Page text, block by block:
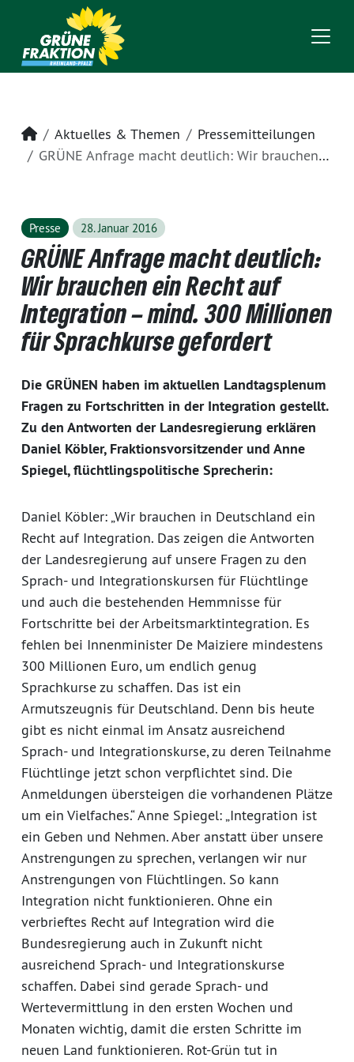
Startseite
Aktuelles & Themen
Pressemitteilungen
GRÜNE Anfrage macht deutlich: Wir brauchen ein Recht auf Integration – mind. 300 Millionen für Sprachkurse gefordert
Presse 28. Januar 2016
GRÜNE Anfrage macht deutlich:
Wir brauchen ein Recht auf
Integration – mind. 300 Millionen
für Sprachkurse gefordert
Die GRÜNEN haben im aktuellen Landtagsplenum
Fragen zu Fortschritten in der Integration gestellt.
Zu den Antworten der Landesregierung erklären
Daniel Köbler, Fraktionsvorsitzender und Anne
Spiegel, flüchtlingspolitische Sprecherin:
Daniel Köbler: „Wir brauchen in Deutschland ein
Recht auf Integration. Das zeigen die Antworten
der Landesregierung auf unsere Fragen zu den
Sprach- und Integrationskursen für Flüchtlinge
und auch die bestehenden Hemmnisse für
Fortschritte bei der Arbeitsmarktintegration. Es
fehlen bei Innenminister De Maiziere mindestens
300 Millionen Euro, um endlich genug
Sprachkurse zu schaffen. Das ist ein
Armutszeugnis für Deutschland. Denn bis heute
gibt es nicht einmal im Ansatz ausreichend
Sprach- und Integrationskurse, zu deren Teilnahme
Flüchtlinge jetzt schon verpflichtet sind. Die
Anmeldungen übersteigen die vorhandenen Plätze
um ein Vielfaches.“ Anne Spiegel: „Integration ist
ein Geben und Nehmen. Aber anstatt über unsere
Anstrengungen zu sprechen, verlangen wir nur
Anstrengungen von Flüchtlingen. So kann
Integration nicht funktionieren. Ohne ein
verbrieftes Recht auf Integration wird die
Bundesregierung auch in Zukunft nicht
ausreichend Sprach- und Integrationskurse
schaffen. Dabei sind gerade Sprach- und
Wertevermittlung in den ersten Wochen und
Monaten wichtig, damit die ersten Schritte im
neuen Land funktionieren. Rot-Grün tut in